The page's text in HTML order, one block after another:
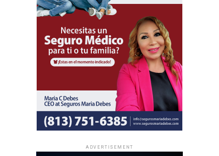
Al igual que las asambleas regionales, la entrada a todas
las asambleas internacionales es completamente gratuita
y no se realizan colectas de dinero.
La información oficial sobre fechas, lugares y el programa
completo de las Asambleas Regionales e Internacionales
ADVERTISEMENT